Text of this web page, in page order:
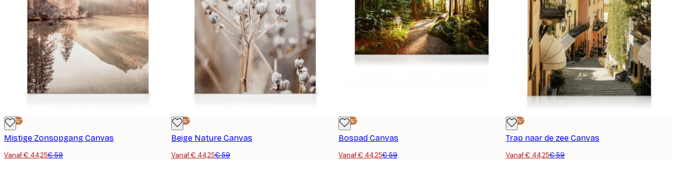
-25%*
Mistige Zonsopgang Canvas
Vanaf € 44,25€ 59
-25%*
Beige Nature Canvas
Vanaf € 44,25€ 59
-25%*
Bospad Canvas
Vanaf € 44,25€ 59
-25%*
Trap naar de zee Canvas
Vanaf € 44,25€ 59